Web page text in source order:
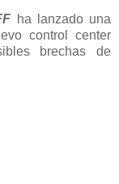
ha lanzado una
control center
brechas de